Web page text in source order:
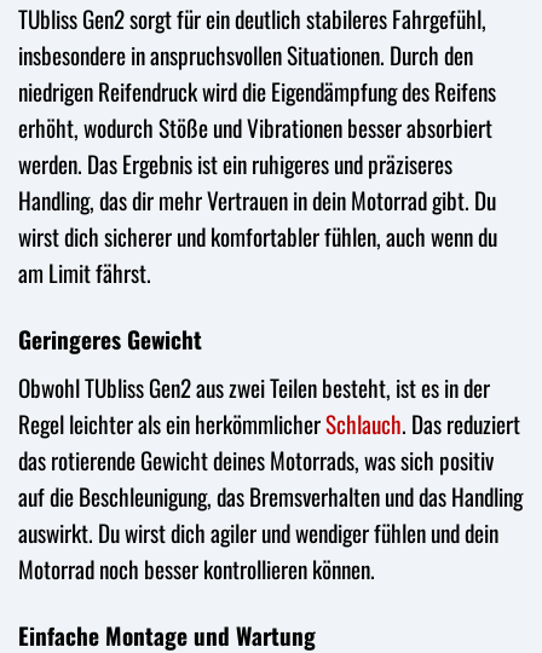
TUbliss Gen2 sorgt für ein deutlich stabileres Fahrgefühl,
insbesondere in anspruchsvollen Situationen. Durch den
niedrigen Reifendruck wird die Eigendämpfung des Reifens
erhöht, wodurch Stöße und Vibrationen besser absorbiert
werden. Das Ergebnis ist ein ruhigeres und präziseres
Handling, das dir mehr Vertrauen in dein Motorrad gibt. Du
wirst dich sicherer und komfortabler fühlen, auch wenn du
am Limit fährst.
Geringeres Gewicht
Obwohl TUbliss Gen2 aus zwei Teilen besteht, ist es in der
Regel leichter als ein herkömmlicherSchlauch. Das reduziert
das rotierende Gewicht deines Motorrads, was sich positiv
auf die Beschleunigung, das Bremsverhalten und das Handling
auswirkt. Du wirst dich agiler und wendiger fühlen und dein
Motorrad noch besser kontrollieren können.
Einfache Montage und Wartung